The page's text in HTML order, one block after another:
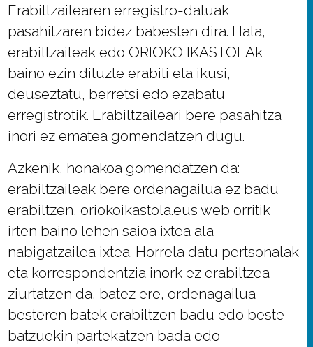
Erabiltzailearen erregistro-datuak
pasahitzaren bidez babesten dira. Hala,
erabiltzaileak edo ORIOKO IKASTOLAk
baino ezin dituzte erabili eta ikusi,
deuseztatu, berretsi edo ezabatu
erregistrotik. Erabiltzaileari bere pasahitza
inori ez ematea gomendatzen dugu.
Azkenik, honakoa gomendatzen da:
erabiltzaileak bere ordenagailua ez badu
erabiltzen, oriokoikastola.eus web orritik
irten baino lehen saioa ixtea ala
nabigatzailea ixtea. Horrela datu pertsonalak
eta korrespondentzia inork ez erabiltzea
ziurtatzen da, batez ere, ordenagailua
besteren batek erabiltzen badu edo beste
batzuekin partekatzen bada edo